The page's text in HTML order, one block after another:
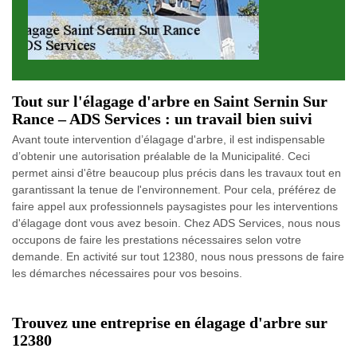
Tout sur l'élagage d'arbre en Saint Sernin Sur
Rance – ADS Services : un travail bien suivi
Avant toute intervention d’élagage d'arbre, il est indispensable
d’obtenir une autorisation préalable de la Municipalité. Ceci
permet ainsi d'être beaucoup plus précis dans les travaux tout en
garantissant la tenue de l'environnement. Pour cela, préférez de
faire appel aux professionnels paysagistes pour les interventions
d'élagage dont vous avez besoin. Chez ADS Services, nous nous
occupons de faire les prestations nécessaires selon votre
demande. En activité sur tout 12380, nous nous pressons de faire
les démarches nécessaires pour vos besoins.
Trouvez une entreprise en élagage d'arbre sur
12380